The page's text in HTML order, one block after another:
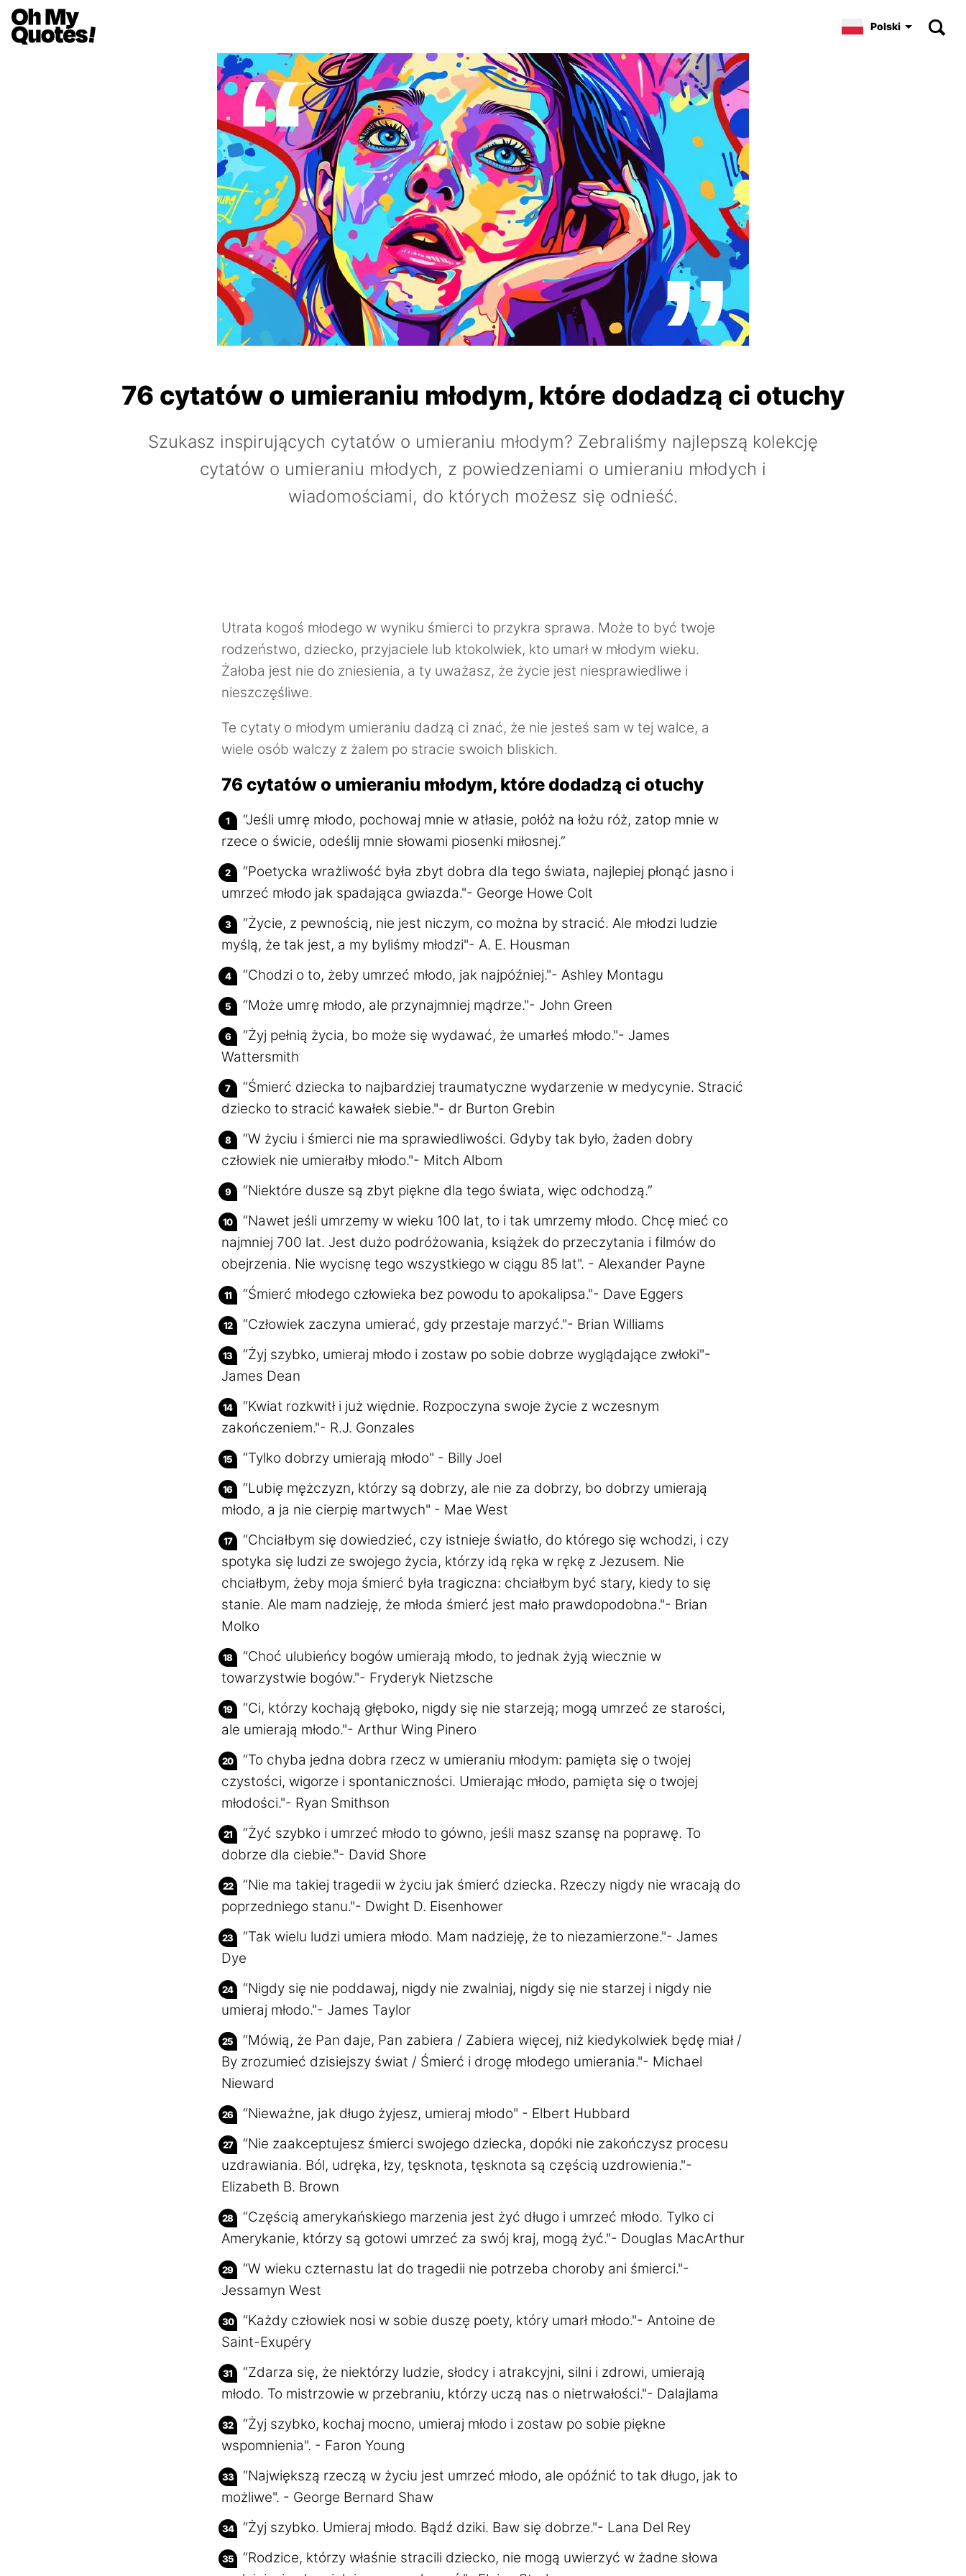
Polski
76 cytatów o umieraniu młodym, które dodadzą ci otuchy
Szukasz inspirujących cytatów o umieraniu młodym? Zebraliśmy najlepszą kolekcję
cytatów o umieraniu młodych, z powiedzeniami o umieraniu młodych i
wiadomościami, do których możesz się odnieść.
Utrata kogoś młodego w wyniku śmierci to przykra sprawa. Może to być twoje
rodzeństwo, dziecko, przyjaciele lub ktokolwiek, kto umarł w młodym wieku.
Żałoba jest nie do zniesienia, a ty uważasz, że życie jest niesprawiedliwe i
nieszczęśliwe.
Te cytaty o młodym umieraniu dadzą ci znać, że nie jesteś sam w tej walce, a
wiele osób walczy z żalem po stracie swoich bliskich.
76 cytatów o umieraniu młodym, które dodadzą ci otuchy
“Jeśli umrę młodo, pochowaj mnie w atłasie, połóż na łożu róż, zatop mnie w
rzece o świcie, odeślij mnie słowami piosenki miłosnej.”
“Poetycka wrażliwość była zbyt dobra dla tego świata, najlepiej płonąć jasno i
umrzeć młodo jak spadająca gwiazda."- George Howe Colt
“Życie, z pewnością, nie jest niczym, co można by stracić. Ale młodzi ludzie
myślą, że tak jest, a my byliśmy młodzi"- A. E. Housman
“Chodzi o to, żeby umrzeć młodo, jak najpóźniej."- Ashley Montagu
“Może umrę młodo, ale przynajmniej mądrze."- John Green
“Żyj pełnią życia, bo może się wydawać, że umarłeś młodo."- James
Wattersmith
“Śmierć dziecka to najbardziej traumatyczne wydarzenie w medycynie. Stracić
dziecko to stracić kawałek siebie."- dr Burton Grebin
“W życiu i śmierci nie ma sprawiedliwości. Gdyby tak było, żaden dobry
człowiek nie umierałby młodo."- Mitch Albom
“Niektóre dusze są zbyt piękne dla tego świata, więc odchodzą.”
“Nawet jeśli umrzemy w wieku 100 lat, to i tak umrzemy młodo. Chcę mieć co
najmniej 700 lat. Jest dużo podróżowania, książek do przeczytania i filmów do
obejrzenia. Nie wycisnę tego wszystkiego w ciągu 85 lat". - Alexander Payne
“Śmierć młodego człowieka bez powodu to apokalipsa."- Dave Eggers
“Człowiek zaczyna umierać, gdy przestaje marzyć."- Brian Williams
“Żyj szybko, umieraj młodo i zostaw po sobie dobrze wyglądające zwłoki"-
James Dean
“Kwiat rozkwitł i już więdnie. Rozpoczyna swoje życie z wczesnym
zakończeniem."- R.J. Gonzales
“Tylko dobrzy umierają młodo" - Billy Joel
“Lubię mężczyzn, którzy są dobrzy, ale nie za dobrzy, bo dobrzy umierają
młodo, a ja nie cierpię martwych" - Mae West
“Chciałbym się dowiedzieć, czy istnieje światło, do którego się wchodzi, i czy
spotyka się ludzi ze swojego życia, którzy idą ręka w rękę z Jezusem. Nie
chciałbym, żeby moja śmierć była tragiczna: chciałbym być stary, kiedy to się
stanie. Ale mam nadzieję, że młoda śmierć jest mało prawdopodobna."- Brian
Molko
“Choć ulubieńcy bogów umierają młodo, to jednak żyją wiecznie w
towarzystwie bogów."- Fryderyk Nietzsche
“Ci, którzy kochają głęboko, nigdy się nie starzeją; mogą umrzeć ze starości,
ale umierają młodo."- Arthur Wing Pinero
“To chyba jedna dobra rzecz w umieraniu młodym: pamięta się o twojej
czystości, wigorze i spontaniczności. Umierając młodo, pamięta się o twojej
młodości."- Ryan Smithson
“Żyć szybko i umrzeć młodo to gówno, jeśli masz szansę na poprawę. To
dobrze dla ciebie."- David Shore
“Nie ma takiej tragedii w życiu jak śmierć dziecka. Rzeczy nigdy nie wracają do
poprzedniego stanu."- Dwight D. Eisenhower
“Tak wielu ludzi umiera młodo. Mam nadzieję, że to niezamierzone."- James
Dye
“Nigdy się nie poddawaj, nigdy nie zwalniaj, nigdy się nie starzej i nigdy nie
umieraj młodo."- James Taylor
“Mówią, że Pan daje, Pan zabiera / Zabiera więcej, niż kiedykolwiek będę miał /
By zrozumieć dzisiejszy świat / Śmierć i drogę młodego umierania."- Michael
Nieward
“Nieważne, jak długo żyjesz, umieraj młodo" - Elbert Hubbard
“Nie zaakceptujesz śmierci swojego dziecka, dopóki nie zakończysz procesu
uzdrawiania. Ból, udręka, łzy, tęsknota, tęsknota są częścią uzdrowienia."-
Elizabeth B. Brown
“Częścią amerykańskiego marzenia jest żyć długo i umrzeć młodo. Tylko ci
Amerykanie, którzy są gotowi umrzeć za swój kraj, mogą żyć."- Douglas MacArthur
“W wieku czternastu lat do tragedii nie potrzeba choroby ani śmierci."-
Jessamyn West
“Każdy człowiek nosi w sobie duszę poety, który umarł młodo."- Antoine de
Saint-Exupéry
“Zdarza się, że niektórzy ludzie, słodcy i atrakcyjni, silni i zdrowi, umierają
młodo. To mistrzowie w przebraniu, którzy uczą nas o nietrwałości."- Dalajlama
“Żyj szybko, kochaj mocno, umieraj młodo i zostaw po sobie piękne
wspomnienia". - Faron Young
“Największą rzeczą w życiu jest umrzeć młodo, ale opóźnić to tak długo, jak to
możliwe". - George Bernard Shaw
“Żyj szybko. Umieraj młodo. Bądź dziki. Baw się dobrze."- Lana Del Rey
“Rodzice, którzy właśnie stracili dziecko, nie mogą uwierzyć w żadne słowa